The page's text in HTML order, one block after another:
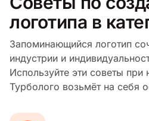
логотипа в
Запоминающийся логотип
индустрии и
Используйте эти советы
Турболого возьмёт на себя